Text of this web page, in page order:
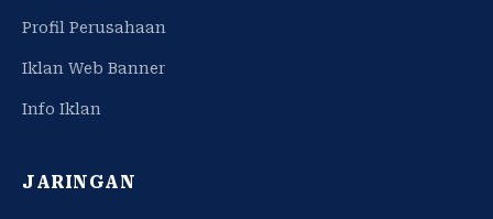
Profil Perusahaan
Iklan Web Banner
Info Iklan
JARINGAN